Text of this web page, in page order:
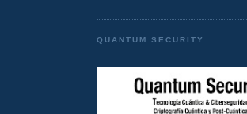
QUANTUM SECURITY